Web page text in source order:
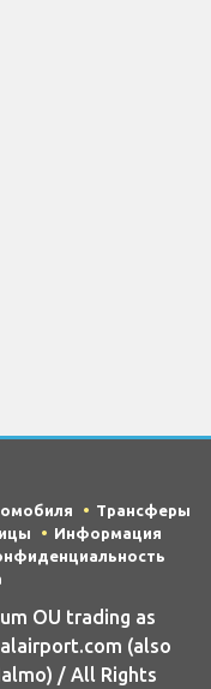
Трансферы
Информация
OU trading as
(also
/ All Rights